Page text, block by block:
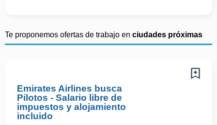
Te proponemos ofertas de trabajo en ciudades próximas
Emirates Airlines busca
Pilotos - Salario libre de
impuestos y alojamiento
incluido